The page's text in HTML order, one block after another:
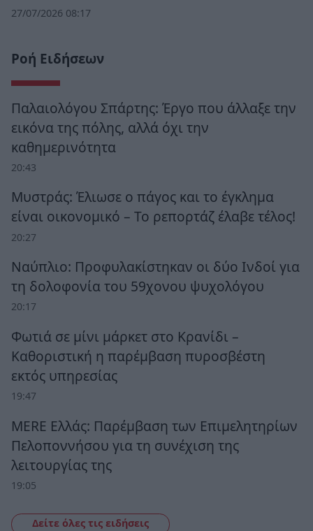
27/07/2026 08:17
Ροή Ειδήσεων
Παλαιολόγου Σπάρτης: Έργο που άλλαξε την
εικόνα της πόλης, αλλά όχι την
καθημερινότητα
20:43
Μυστράς: Έλιωσε ο πάγος και το έγκλημα
είναι οικονομικό – Το ρεπορτάζ έλαβε τέλος!
20:27
Ναύπλιο: Προφυλακίστηκαν οι δύο Ινδοί για
τη δολοφονία του 59χονου ψυχολόγου
20:17
Φωτιά σε μίνι μάρκετ στο Κρανίδι –
Καθοριστική η παρέμβαση πυροσβέστη
εκτός υπηρεσίας
19:47
MERE Ελλάς: Παρέμβαση των Επιμελητηρίων
Πελοποννήσου για τη συνέχιση της
λειτουργίας της
19:05
Δείτε όλες τις ειδήσεις